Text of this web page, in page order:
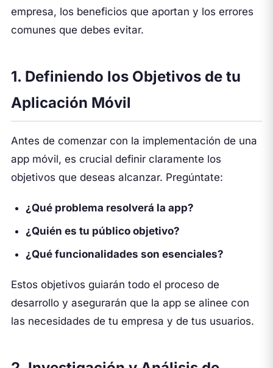
empresa, los beneficios que aportan y los errores
comunes que debes evitar.
1. Definiendo los Objetivos de tu
Aplicación Móvil
Antes de comenzar con la implementación de una
app móvil, es crucial definir claramente los
objetivos que deseas alcanzar. Pregúntate:
¿Qué problema resolverá la app?
¿Quién es tu público objetivo?
¿Qué funcionalidades son esenciales?
Estos objetivos guiarán todo el proceso de
desarrollo y asegurarán que la app se alinee con
las necesidades de tu empresa y de tus usuarios.